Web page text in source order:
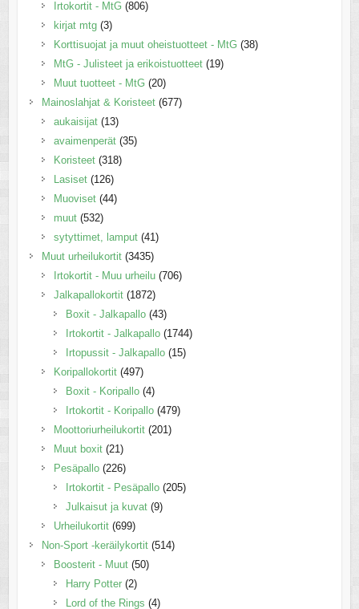
Irtokortit - MtG (806)
kirjat mtg (3)
Korttisuojat ja muut oheistuotteet - MtG (38)
MtG - Julisteet ja erikoistuotteet (19)
Muut tuotteet - MtG (20)
Mainoslahjat & Koristeet (677)
aukaisijat (13)
avaimenperät (35)
Koristeet (318)
Lasiset (126)
Muoviset (44)
muut (532)
sytyttimet, lamput (41)
Muut urheilukortit (3435)
Irtokortit - Muu urheilu (706)
Jalkapallokortit (1872)
Boxit - Jalkapallo (43)
Irtokortit - Jalkapallo (1744)
Irtopussit - Jalkapallo (15)
Koripallokortit (497)
Boxit - Koripallo (4)
Irtokortit - Koripallo (479)
Moottoriurheilukortit (201)
Muut boxit (21)
Pesäpallo (226)
Irtokortit - Pesäpallo (205)
Julkaisut ja kuvat (9)
Urheilukortit (699)
Non-Sport -keräilykortit (514)
Boosterit - Muut (50)
Harry Potter (2)
Lord of the Rings (4)